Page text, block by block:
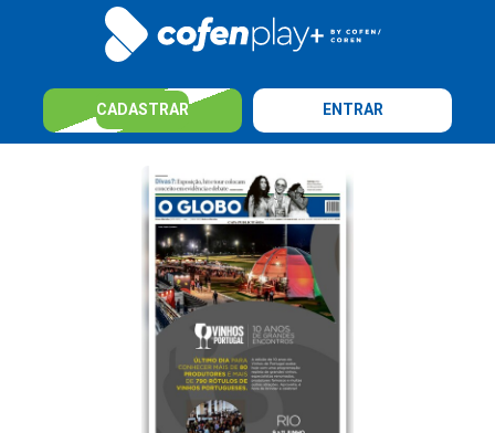
CADASTRAR ENTRAR